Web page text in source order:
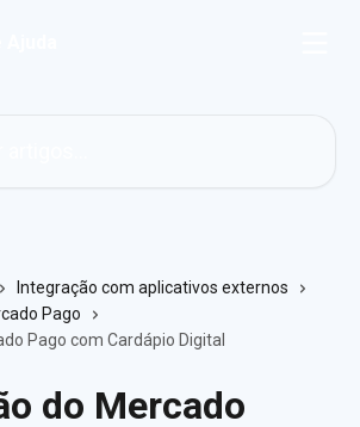
Integração com aplicativos externos
Pago
Pago com Cardápio Digital
do Mercado